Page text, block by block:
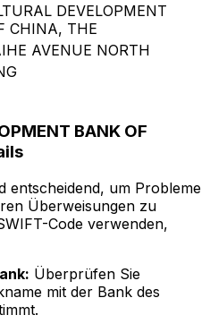
DEVELOPMENT
CHINA, THE
AVENUE NORTH
BANK OF
entscheidend, um Probleme
Überweisungen zu
Code verwenden,
Überprüfen Sie
mit der Bank des